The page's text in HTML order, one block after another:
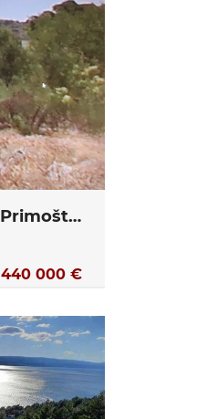
Građevinsko zemljište Primošten, Vadalj
440 000 €